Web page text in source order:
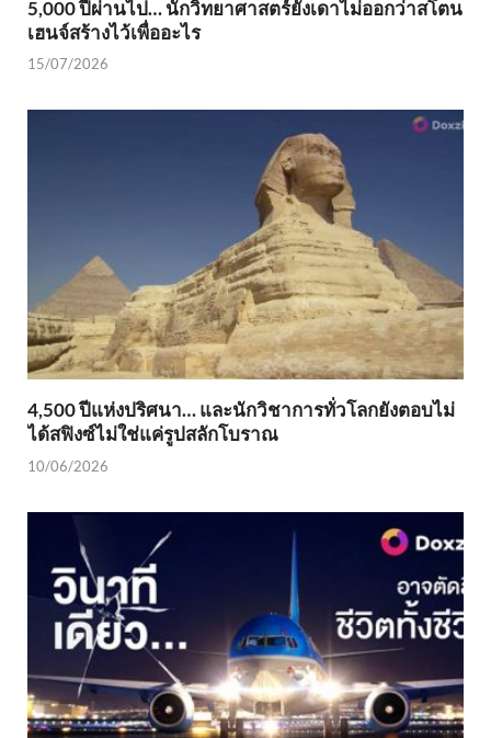
5,000 ปีผ่านไป… นักวิทยาศาสตร์ยังเดาไม่ออกว่าสโตน
เฮนจ์สร้างไว้เพื่ออะไร
15/07/2026
4,500 ปีแห่งปริศนา… และนักวิชาการทั่วโลกยังตอบไม่
ได้สฟิงซ์ไม่ใช่แค่รูปสลักโบราณ
10/06/2026